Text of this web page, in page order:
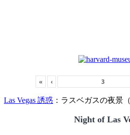
« ‹
Las Vegas 誘惑 ：ラスベガスの夜景
Night of Las